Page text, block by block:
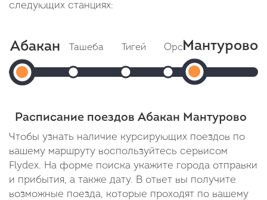
следующих станциях:
Абакан
Абакан
Отправление:
Ташеба
Прибытие: 18:37
В пути: 22 минуты
Тигей
Прибытие: 18:55
Отправление: 18:56
В пути: 40 минут
Оросительный
Прибытие: 19:07
Отправление: 19:08
В пути: 52 минуты
Мантурово
Прибытие:
пути:
2
дня
Расписание поездов Абакан Мантурово
Чтобы узнать наличие курсирующих поездов по
вашему маршруту воспользуйтесь сервисом
Flydex. На форме поиска укажите города отправки
и прибытия, а также дату. В ответ вы получите
возможные поезда, которые проходят по вашему